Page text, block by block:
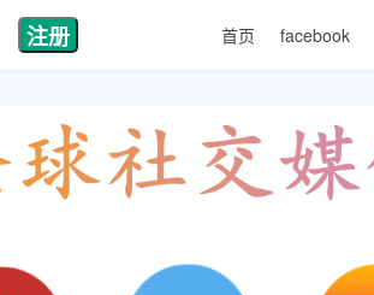
注册 首页 facebook